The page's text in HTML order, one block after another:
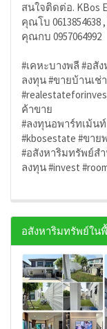
สนใจติดต่อ. KBos
คุณโบ 0613854638
คุณกบ 0957064992
#เคหะบางพลี #อสั
ลงทุน #ขายบ้านเช่
ค้าขาย
#ลงทุนอพาร์ทเม้น
#kbosestate #ขา
#อสังหาริมทรัพย์ส
ลงทุน #invest
อสังหาริมทรัพย์ใน